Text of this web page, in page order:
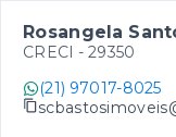
Rosangela
CRECI - 29350
(21) 97017-8025